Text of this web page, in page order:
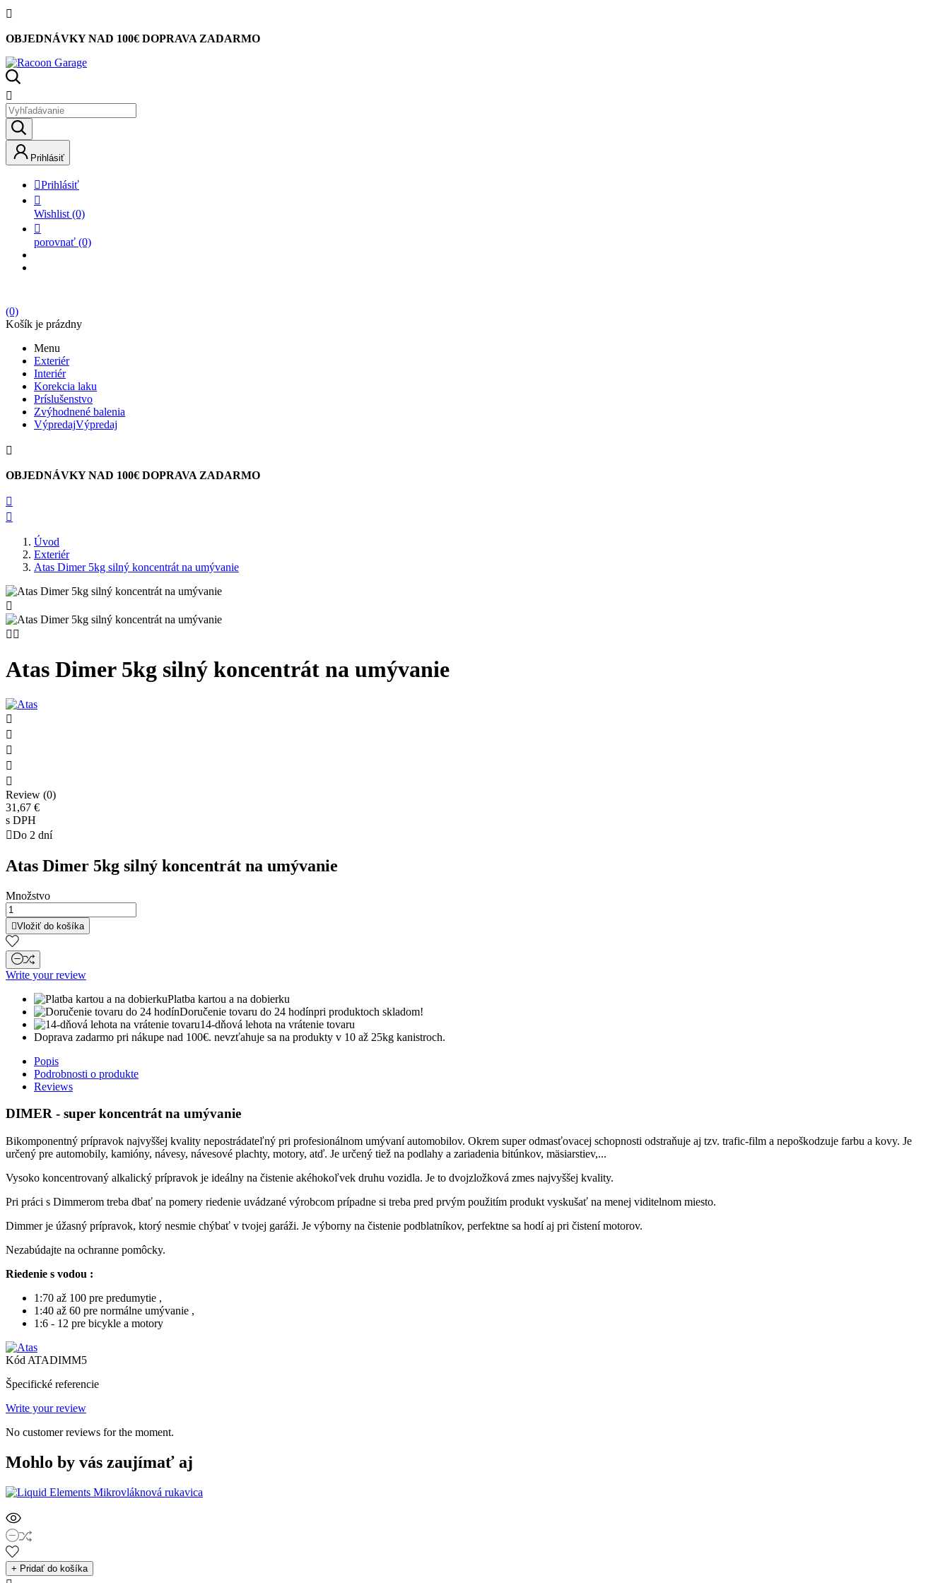

OBJEDNÁVKY NAD 100€ DOPRAVA ZADARMO

Prihlásiť
Prihlásiť

Wishlist (0)

porovnať (0)
(0)
Košík je prázdny
Menu
Exteriér
Interiér
Korekcia laku
Príslušenstvo
Zvýhodnené balenia
VýpredajVýpredaj

OBJEDNÁVKY NAD 100€ DOPRAVA ZADARMO


Úvod
Exteriér
Atas Dimer 5kg silný koncentrát na umývanie

 
Atas Dimer 5kg silný koncentrát na umývanie





Review (0)
31,67 €
s DPH
Do 2 dní
Atas Dimer 5kg silný koncentrát na umývanie
Množstvo
Vložiť do košíka
Write your review
Platba kartou a na dobierku
Doručenie tovaru do 24 hodínpri produktoch skladom!
14-dňová lehota na vrátenie tovaru
Doprava zadarmo pri nákupe nad 100€. nevzťahuje sa na produkty v 10 až 25kg kanistroch.
Popis
Podrobnosti o produkte
Reviews
DIMER - super koncentrát na umývanie
Bikomponentný prípravok najvyššej kvality nepostrádateľný pri profesionálnom umývaní automobilov. Okrem super odmasťovacej schopnosti odstraňuje aj tzv. trafic-film a nepoškodzuje farbu a kovy. Je
určený pre automobily, kamióny, návesy, návesové plachty, motory, atď. Je určený tiež na podlahy a zariadenia bitúnkov, mäsiarstiev,...
Vysoko koncentrovaný alkalický prípravok je ideálny na čistenie akéhokoľvek druhu vozidla. Je to dvojzložková zmes najvyššej kvality.
Pri práci s Dimmerom treba dbať na pomery riedenie uvádzané výrobcom prípadne si treba pred prvým použitím produkt vyskušať na menej viditelnom miesto.
Dimmer je úžasný prípravok, ktorý nesmie chýbať v tvojej garáži. Je výborny na čistenie podblatníkov, perfektne sa hodí aj pri čistení motorov.
Nezabúdajte na ochranne pomôcky.
Riedenie s vodou :
1:70 až 100 pre predumytie ,
1:40 až 60 pre normálne umývanie ,
1:6 - 12 pre bicykle a motory
Kód ATADIMM5
Špecifické referencie
Write your review
No customer reviews for the moment.
Mohlo by vás zaujímať aj
+ Pridať do košíka